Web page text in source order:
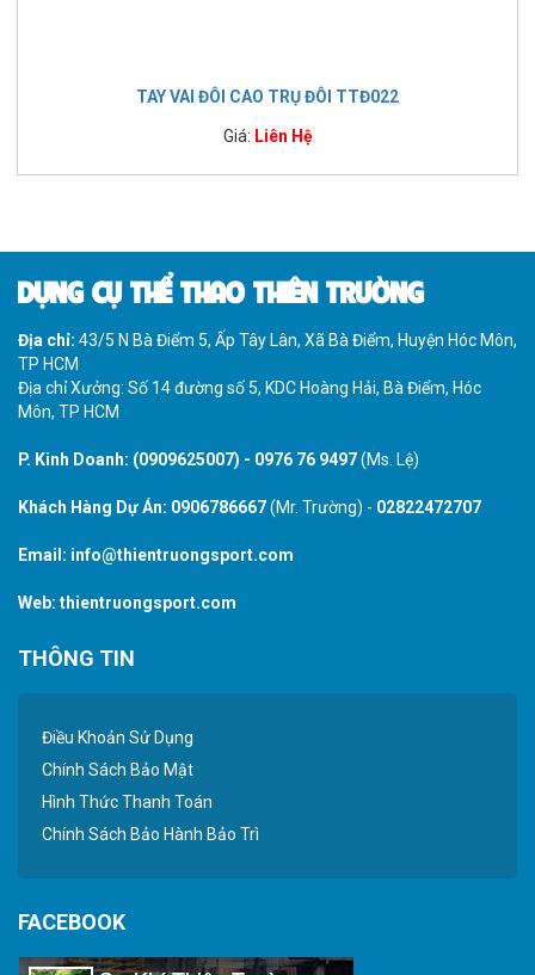
TAY VAI ĐÔI CAO TRỤ ĐÔI TTĐ022
Giá: Liên Hệ
DỤNG CỤ THỂ THAO THIÊN TRƯỜNG
Địa chỉ: 43/5 N Bà Điểm 5, Ấp Tây Lân, Xã Bà Điểm, Huyện Hóc Môn,
TP HCM
Địa chỉ Xưởng: Số 14 đường số 5, KDC Hoàng Hải, Bà Điểm, Hóc
Môn, TP HCM
P. Kinh Doanh: (0909625007) - 0976 76 9497(Ms. Lệ)
Khách Hàng Dự Án: 0906786667(Mr. Trường) - 02822472707
Email: info@thientruongsport.com
Web: thientruongsport.com
THÔNG TIN
Điều Khoản Sử Dụng
Chính Sách Bảo Mật
Hình Thức Thanh Toán
Chính Sách Bảo Hành Bảo Trì
FACEBOOK